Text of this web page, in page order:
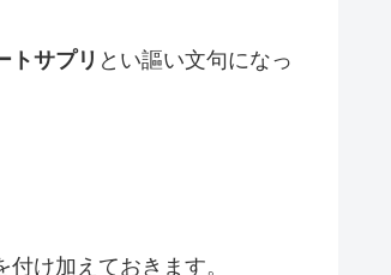
トサプリ とい謳い文句になっ
け加えておきます。